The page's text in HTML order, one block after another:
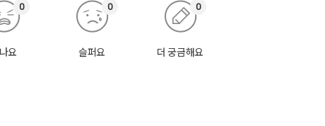
요
0
슬퍼요
0
더 궁금해요
0